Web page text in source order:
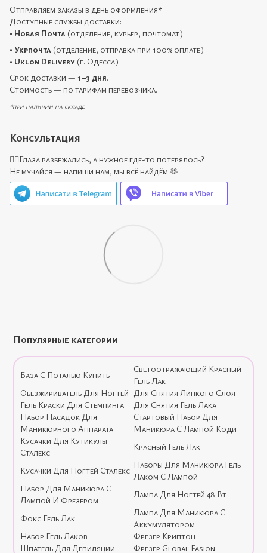
Отправляем заказы в день оформления*
Доступные службы доставки:
• Новая Почта (отделение, курьер, почтомат)
• Укрпочта (отделение, отправка при 100% оплате)
• Uklon Delivery (г. Одесса)
Срок доставки — 1–3 дня.
Стоимость — по тарифам перевозчика.
*при наличии на складе
Консультация
🙋‍♀️Глаза разбежались, а нужное где-то потерялось?
Не мучайся — напиши нам, мы всё найдём 🫶
Популярные категории
База С Поталью Купить
Светоотражающий Красный
Гель Лак
Обезжириватель Для Ногтей Для Снятия Липкого Слоя
Гель Краски Для Стемпинга
Для Снятия Гель Лака
Набор Насадок Для
Маникюрного Аппарата
Стартовый Набор Для
Маникюра С Лампой Коди
Кусачки Для Кутикулы
Сталекс
Красный Гель Лак
Кусачки Для Ногтей Сталекс
Наборы Для Маникюра Гель
Лаком С Лампой
Набор Для Маникюра С
Лампой И Фрезером
Лампа Для Ногтей 48 Вт
Фокс Гель Лак
Лампа Для Маникюра С
Аккумулятором
Набор Гель Лаков
Фрезер Криптон
Шпатель Для Депиляции
Фрезер Global Fasion